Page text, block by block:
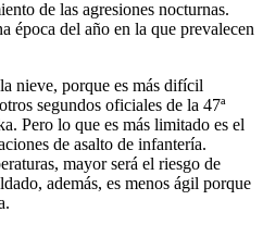
de las agresiones nocturnas.
época del año en la que prevalecen
nieve, porque es más difícil
segundos oficiales de la 47ª
Pero lo que es más limitado es el
de asalto de infantería.
mayor será el riesgo de
además, es menos ágil porque